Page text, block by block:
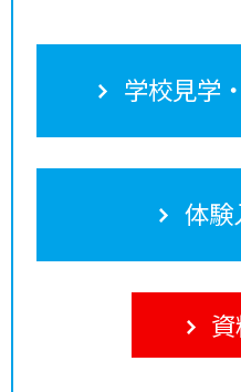
学校見学
体験